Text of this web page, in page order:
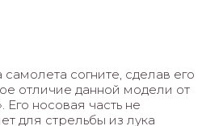
согните, сделав его
отличие данной модели от
Его носовая часть не
для стрельбы из лука